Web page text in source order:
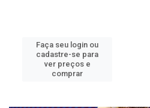
Faça seu login ou
cadastre-se para
ver preços e
comprar